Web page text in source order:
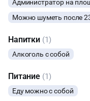
Администратор на
Можно шуметь после
Напитки (1)
Алкоголь с собой
Питание (1)
Еду можно с собой
ФОТОСЕССИИ
БАНКЕТЫ
ЙОГА И